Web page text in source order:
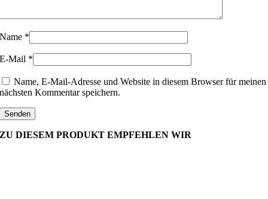
Name *
E-Mail *
Name, E-Mail-Adresse und Website in diesem Browser für meinen
nächsten Kommentar speichern.
ZU DIESEM PRODUKT EMPFEHLEN WIR